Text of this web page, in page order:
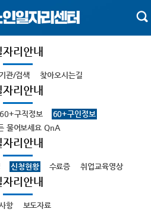
자리안내
관/검색 찾아오시는길
자리안내
60+구직정보
60+구인정보
물어보세요 QnA
자리안내
신청현황 수료증 취업교육영상
자리안내
항 보도자료